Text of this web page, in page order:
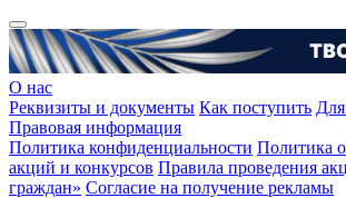
О нас
Реквизиты и документы Как поступить
Правовая информация
Политика конфиденциальности Политика
акций и конкурсов Правила проведения
граждан» Согласие на получение рекламы